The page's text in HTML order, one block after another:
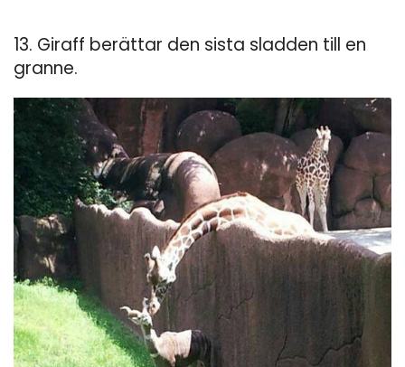
13. Giraff berättar den sista sladden till en
granne.